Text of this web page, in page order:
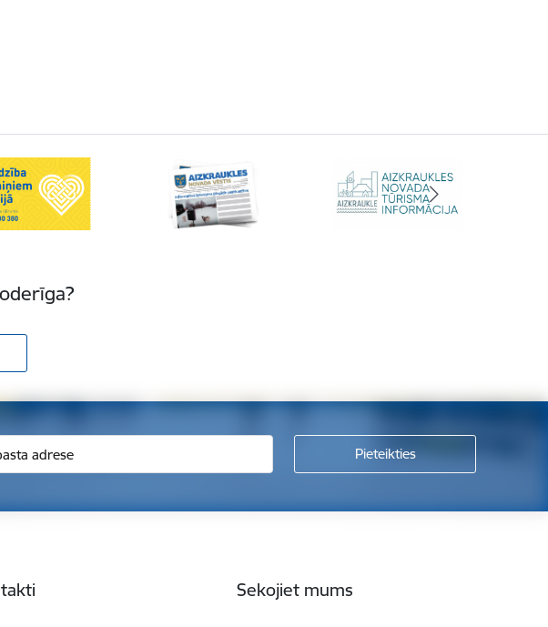
Sekojiet mums